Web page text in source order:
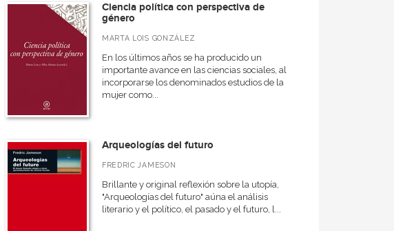
Ciencia política con perspectiva de
género
MARTA LOIS GONZÁLEZ
En los últimos años se ha producido un
importante avance en las ciencias sociales, al
incorporarse los denominados estudios de la
mujer como...
Arqueologías del futuro
FREDRIC JAMESON
Brillante y original reflexión sobre la utopía,
"Arqueologías del futuro" aúna el análisis
literario y el político, el pasado y el futuro, l...